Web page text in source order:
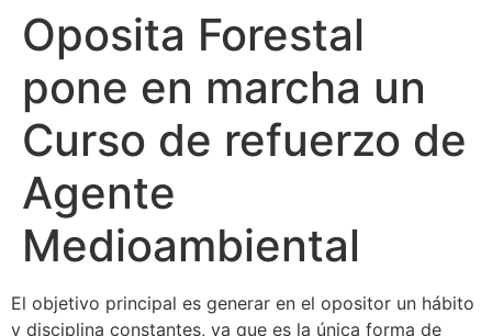
Oposita Forestal
pone en marcha un
Curso de refuerzo de
Agente
Medioambiental
El objetivo principal es generar en el opositor un hábito
y disciplina constantes, ya que es la única forma de